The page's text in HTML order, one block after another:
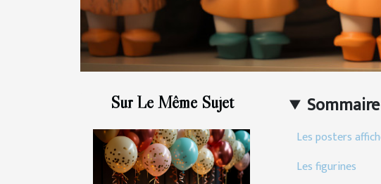
Sur Le Même Sujet Sommaire
Les posters
Les figurines